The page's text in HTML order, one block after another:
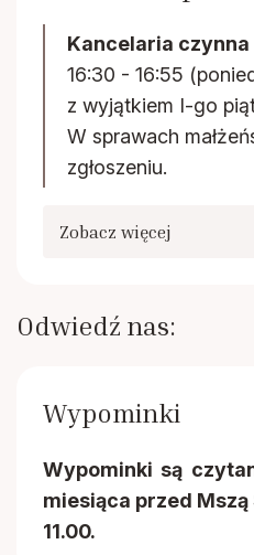
Kancelaria czynna
16:30 - 16:55
z wyjątkiem I-go
W sprawach
zgłoszeniu.
Zobacz więcej
Odwiedź nas:
Wypominki
Wypominki są
miesiąca przed Mszą
11.00.